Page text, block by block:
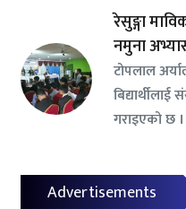
रेसुङ्गा
नमुना
टोपलाल
गराइएको छ
Advertisements